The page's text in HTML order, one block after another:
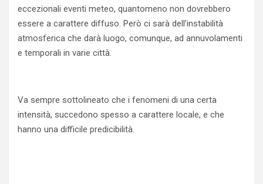
eccezionali eventi meteo, quantomeno non dovrebbero
essere a carattere diffuso. Però ci sarà dell’instabilità
atmosferica che darà luogo, comunque, ad annuvolamenti
e temporali in varie città.
Va sempre sottolineato che i fenomeni di una certa
intensità, succedono spesso a carattere locale, e che
hanno una difficile predicibilità.